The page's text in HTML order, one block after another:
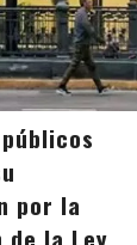
por la